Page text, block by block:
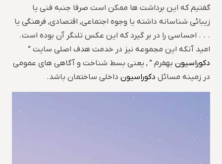
گفتیم که این برداشت ها ممکن است صرفا جنبه فنی یا
زیبائی شناسانه داشته یا وجوه اجتماعی, اقتصادی, فرهنگی یا
. . . احساسی را در بر گیرد که این عکس تلنگر آن بوده است.
امید آنکه این مجموعه نیز در خدمت هدف اصلی سایت ”
دکوراسیون بهفرم ” , یعنی بسط شناخت و آگاهی های عمومی
در زمینه مسائل دکوراسیون داخلی ساختمان باشد.